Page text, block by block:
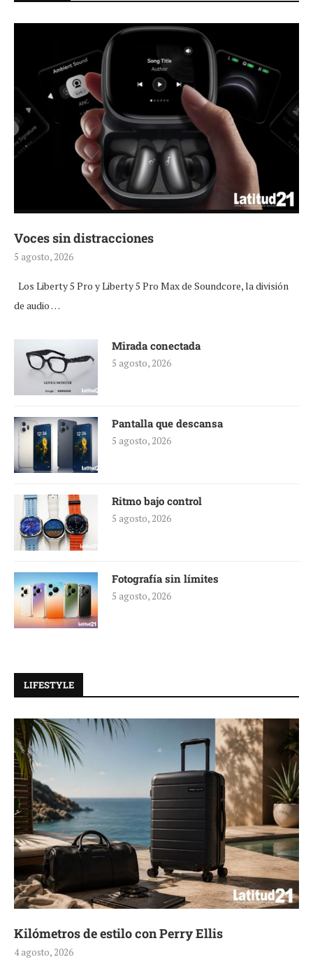
Voces sin distracciones
5 agosto, 2026
Los Liberty 5 Pro y Liberty 5 Pro Max de Soundcore, la división
de audio …
Mirada conectada
5 agosto, 2026
Pantalla que descansa
5 agosto, 2026
Ritmo bajo control
5 agosto, 2026
Fotografía sin límites
5 agosto, 2026
LIFESTYLE
Kilómetros de estilo con Perry Ellis
4 agosto, 2026